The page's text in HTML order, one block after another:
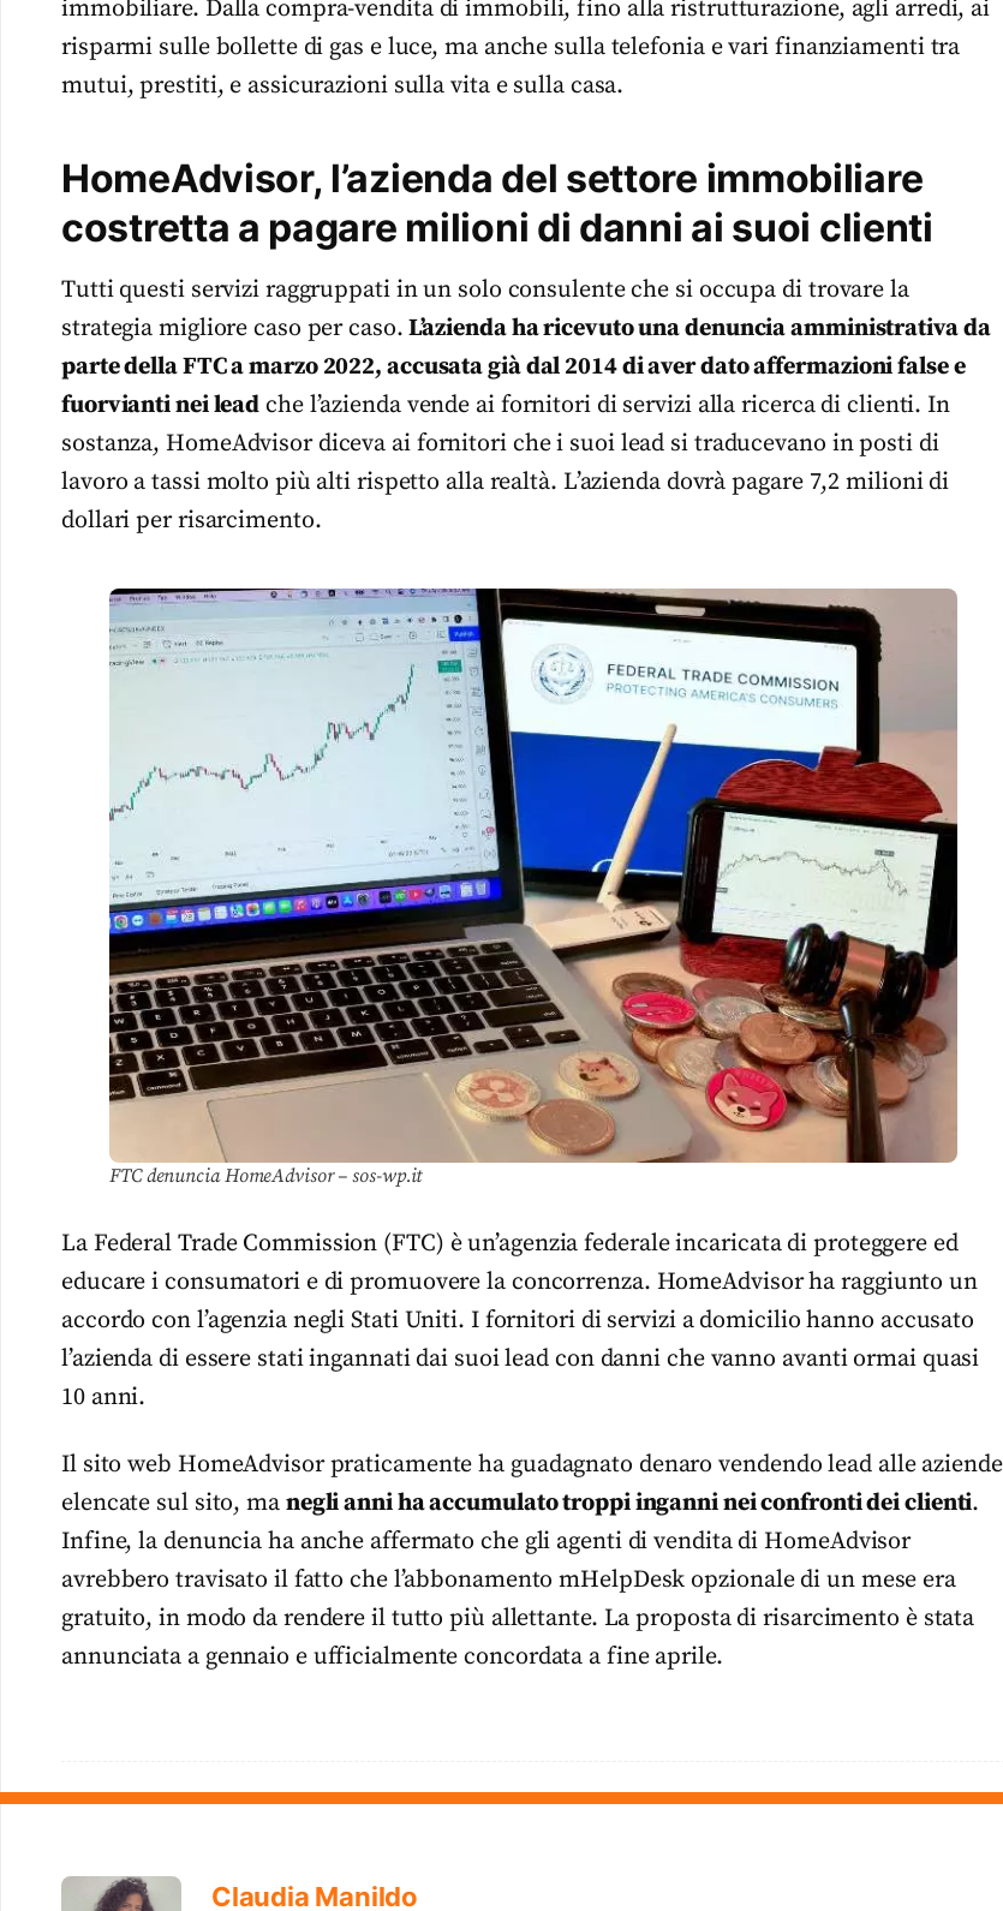
immobiliare. Dalla compra-vendita di immobili, fino alla ristrutturazione, agli arredi, ai
risparmi sulle bollette di gas e luce, ma anche sulla telefonia e vari finanziamenti tra
mutui, prestiti, e assicurazioni sulla vita e sulla casa.
HomeAdvisor, l’azienda del settore immobiliare
costretta a pagare milioni di danni ai suoi clienti
Tutti questi servizi raggruppati in un solo consulente che si occupa di trovare la
strategia migliore caso per caso. L’azienda ha ricevuto una denuncia amministrativa da
parte della FTC a marzo 2022, accusata già dal 2014 di aver dato affermazioni false e
fuorvianti nei lead che l’azienda vende ai fornitori di servizi alla ricerca di clienti. In
sostanza, HomeAdvisor diceva ai fornitori che i suoi lead si traducevano in posti di
lavoro a tassi molto più alti rispetto alla realtà. L’azienda dovrà pagare 7,2 milioni di
dollari per risarcimento.
FTC denuncia HomeAdvisor – sos-wp.it
La Federal Trade Commission (FTC) è un’agenzia federale incaricata di proteggere ed
educare i consumatori e di promuovere la concorrenza. HomeAdvisor ha raggiunto un
accordo con l’agenzia negli Stati Uniti. I fornitori di servizi a domicilio hanno accusato
l’azienda di essere stati ingannati dai suoi lead con danni che vanno avanti ormai quasi
10 anni.
Il sito web HomeAdvisor praticamente ha guadagnato denaro vendendo lead alle aziende
elencate sul sito, ma negli anni ha accumulato troppi inganni nei confronti dei clienti.
Infine, la denuncia ha anche affermato che gli agenti di vendita di HomeAdvisor
avrebbero travisato il fatto che l’abbonamento mHelpDesk opzionale di un mese era
gratuito, in modo da rendere il tutto più allettante. La proposta di risarcimento è stata
annunciata a gennaio e ufficialmente concordata a fine aprile.
Claudia Manildo